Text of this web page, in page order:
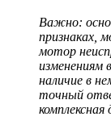
Важно:
признаках,
мотор
изменениям
наличие в
точный